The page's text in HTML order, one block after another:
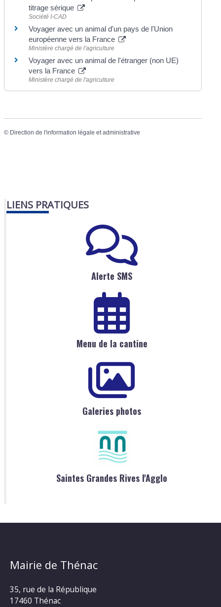
titrage sérique
Société I-CAD
Voyager avec un animal d'un pays de l'Union
européenne vers la France
Ministère chargé de l'agriculture
Voyager avec un animal de l'étranger (non UE)
vers la France
Ministère chargé de l'agriculture
© Direction de l'information légale et administrative
LIENS PRATIQUES
Alerte SMS
Menu de la cantine
Galeries photos
Saintes Grandes Rives l'Agglo
Mairie de Thénac
35, rue de la République
17460 Thénac